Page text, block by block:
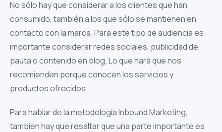
No sólo hay que considerar a los clientes que han
consumido, también a los que sólo se mantienen en
contacto con la marca. Para este tipo de audiencia es
importante considerar redes sociales, publicidad de
pauta o contenido en blog. Lo que hará que nos
recomienden porque conocen los servicios y
productos ofrecidos.
Para hablar de la metodología Inbound Marketing,
también hay que resaltar que una parte importante es